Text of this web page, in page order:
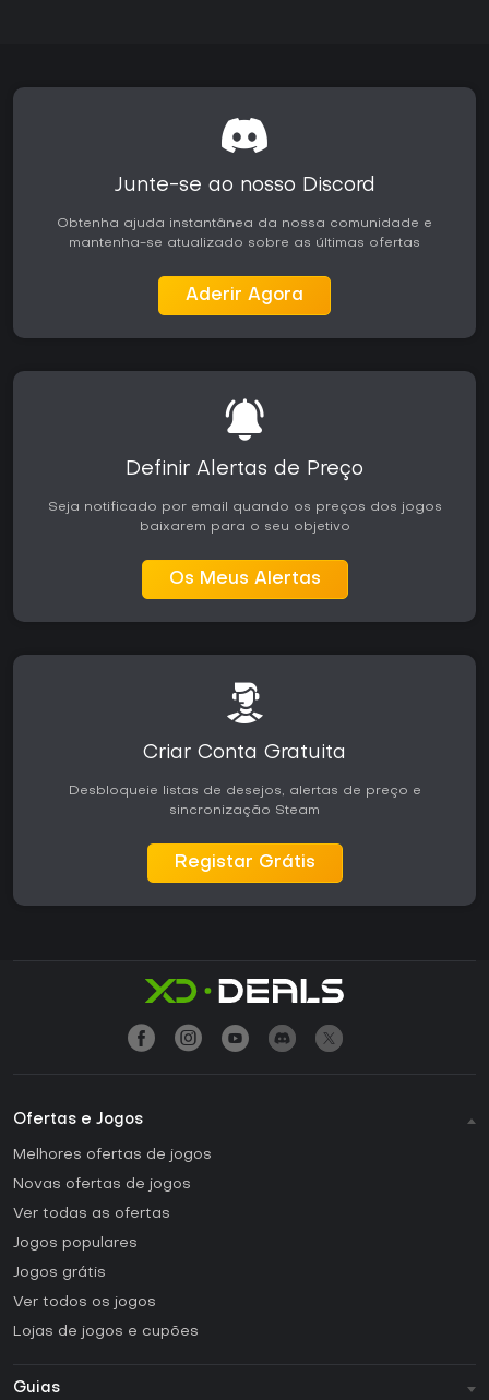
Junte-se ao nosso Discord
Obtenha ajuda instantânea da nossa comunidade e
mantenha-se atualizado sobre as últimas ofertas
Aderir Agora
Definir Alertas de Preço
Seja notificado por email quando os preços dos jogos
baixarem para o seu objetivo
Os Meus Alertas
Criar Conta Gratuita
Desbloqueie listas de desejos, alertas de preço e
sincronização Steam
Registar Grátis
Ofertas e Jogos
Melhores ofertas de jogos
Novas ofertas de jogos
Ver todas as ofertas
Jogos populares
Jogos grátis
Ver todos os jogos
Lojas de jogos e cupões
Guias